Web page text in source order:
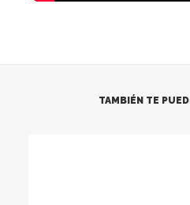
TAMBIÉN TE